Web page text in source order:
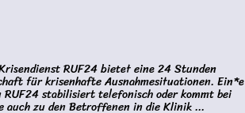
RUF24 bietet eine 24 Stunden
für krisenhafte Ausnahmesituationen. Ein*e
stabilisiert telefonisch oder kommt bei
auch zu den Betroffenen in die Klinik ...